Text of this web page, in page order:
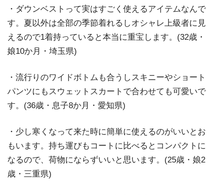
・ダウンベストって実はすごく使えるアイテムなんで
す。夏以外は全部の季節着れるしオシャレ上級者に見
えるので1着持っていると本当に重宝します。(32歳・
娘10か月・埼玉県)
・流行りのワイドボトムも合うしスキニーやショート
パンツにもスウェットスカートで合わせても可愛いで
す。(36歳・息子8か月・愛知県)
・少し寒くなって来た時に簡単に使えるのがいいとお
もいます。持ち運びもコートに比べるとコンパクトに
なるので、荷物にならずいいと思います。(25歳・娘2
歳・三重県)